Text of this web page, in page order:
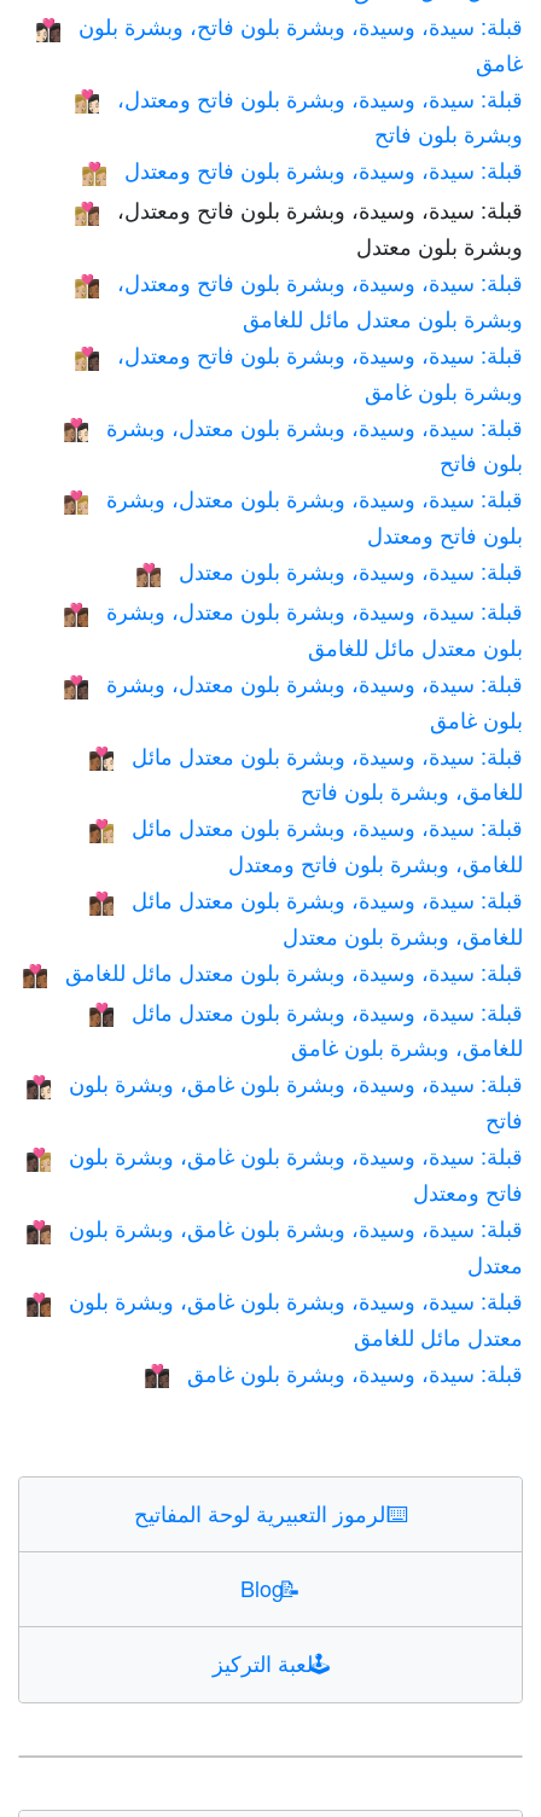
👩🏻‍❤️‍💋‍👩🏿
قبلة: سيدة، وسيدة، وبشرة بلون فاتح، وبشرة بلون
غامق
👩🏼‍❤️‍💋‍👩🏻
قبلة: سيدة، وسيدة، وبشرة بلون فاتح ومعتدل،
وبشرة بلون فاتح
👩🏼‍❤️‍💋‍👩🏼 قبلة: سيدة، وسيدة، وبشرة بلون فاتح ومعتدل
👩🏼‍❤️‍💋‍👩🏽
قبلة: سيدة، وسيدة، وبشرة بلون فاتح ومعتدل،
وبشرة بلون معتدل
👩🏼‍❤️‍💋‍👩🏾
قبلة: سيدة، وسيدة، وبشرة بلون فاتح ومعتدل،
وبشرة بلون معتدل مائل للغامق
👩🏼‍❤️‍💋‍👩🏿
قبلة: سيدة، وسيدة، وبشرة بلون فاتح ومعتدل،
وبشرة بلون غامق
👩🏽‍❤️‍💋‍👩🏻
قبلة: سيدة، وسيدة، وبشرة بلون معتدل، وبشرة
بلون فاتح
👩🏽‍❤️‍💋‍👩🏼
قبلة: سيدة، وسيدة، وبشرة بلون معتدل، وبشرة
بلون فاتح ومعتدل
👩🏽‍❤️‍💋‍👩🏽 قبلة: سيدة، وسيدة، وبشرة بلون معتدل
👩🏽‍❤️‍💋‍👩🏾
قبلة: سيدة، وسيدة، وبشرة بلون معتدل، وبشرة
بلون معتدل مائل للغامق
👩🏽‍❤️‍💋‍👩🏿
قبلة: سيدة، وسيدة، وبشرة بلون معتدل، وبشرة
بلون غامق
👩🏾‍❤️‍💋‍👩🏻
قبلة: سيدة، وسيدة، وبشرة بلون معتدل مائل
للغامق، وبشرة بلون فاتح
👩🏾‍❤️‍💋‍👩🏼
قبلة: سيدة، وسيدة، وبشرة بلون معتدل مائل
للغامق، وبشرة بلون فاتح ومعتدل
👩🏾‍❤️‍💋‍👩🏽
قبلة: سيدة، وسيدة، وبشرة بلون معتدل مائل
للغامق، وبشرة بلون معتدل
👩🏾‍❤️‍💋‍👩🏾 قبلة: سيدة، وسيدة، وبشرة بلون معتدل مائل للغامق
👩🏾‍❤️‍💋‍👩🏿
قبلة: سيدة، وسيدة، وبشرة بلون معتدل مائل
للغامق، وبشرة بلون غامق
👩🏿‍❤️‍💋‍👩🏻
قبلة: سيدة، وسيدة، وبشرة بلون غامق، وبشرة بلون
فاتح
👩🏿‍❤️‍💋‍👩🏼
قبلة: سيدة، وسيدة، وبشرة بلون غامق، وبشرة بلون
فاتح ومعتدل
👩🏿‍❤️‍💋‍👩🏽
قبلة: سيدة، وسيدة، وبشرة بلون غامق، وبشرة بلون
معتدل
👩🏿‍❤️‍💋‍👩🏾
قبلة: سيدة، وسيدة، وبشرة بلون غامق، وبشرة بلون
معتدل مائل للغامق
👩🏿‍❤️‍💋‍👩🏿 قبلة: سيدة، وسيدة، وبشرة بلون غامق
⌨️الرموز التعبيرية لوحة المفاتيح
📝
Blog
🕹️لعبة التركيز